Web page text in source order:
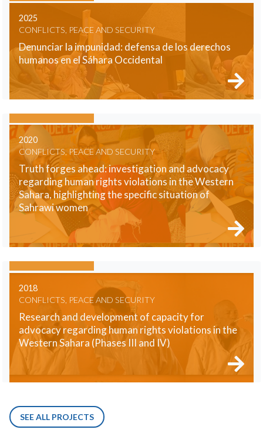
2025
CONFLICTS, PEACE AND SECURITY
Denunciar la impunidad: defensa de los derechos
humanos en el Sáhara Occidental
2020
CONFLICTS, PEACE AND SECURITY
Truth forges ahead: investigation and advocacy
regarding human rights violations in the Western
Sahara, highlighting the specific situation of
Sahrawi women
2018
CONFLICTS, PEACE AND SECURITY
Research and development of capacity for
advocacy regarding human rights violations in the
Western Sahara (Phases III and IV)
SEE ALL PROJECTS